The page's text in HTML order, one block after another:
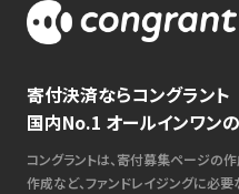
寄付決済ならコングラント
国内No.1 オールインワン
コングラントは、寄付募集ページの
作成など、ファンドレイジングに必